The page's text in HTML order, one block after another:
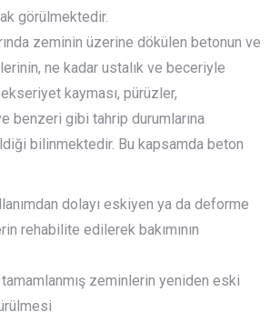
görülmektedir.
zeminin üzerine dökülen betonun ve
ne kadar ustalık ve beceriyle
ekseriyet kayması, pürüzler,
benzeri gibi tahrip durumlarına
bilinmektedir. Bu kapsamda beton
dolayı eskiyen ya da deforme
rehabilite edilerek bakımının
tamamlanmış zeminlerin yeniden eski